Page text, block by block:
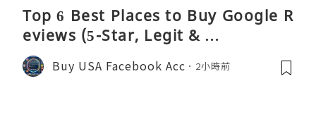
Top 6 Best Places to Buy Google R
eviews (5-Star, Legit & …
Buy USA Facebook Acc 2小時前